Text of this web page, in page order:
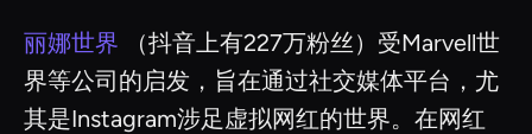
丽娜世界 （抖音上有227万粉丝）受Marvell世
界等公司的启发，旨在通过社交媒体平台，尤
其是Instagram涉足虚拟网红的世界。在网红